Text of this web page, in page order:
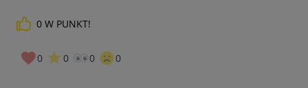
0 W PUNKT!
0 0 0 0